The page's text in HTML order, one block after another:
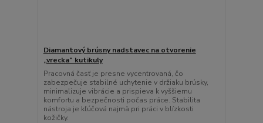
Diamantový brúsny nadstavec na otvorenie
„vrecka“ kutikuly
Pracovná časť je presne vycentrovaná, čo
zabezpečuje stabilné uchytenie v držiaku brúsky,
minimalizuje vibrácie a prispieva k vyššiemu
komfortu a bezpečnosti počas práce. Stabilita
nástroja je kľúčová najmä pri práci v blízkosti
kožičky.